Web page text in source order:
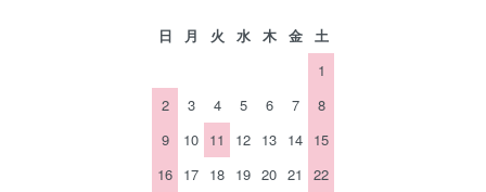
日 月 火 水 木 金
土
1
2
3 4 5 6 7
8
9
10 11 12 13 14 15
16 17 18 19 20 21
22